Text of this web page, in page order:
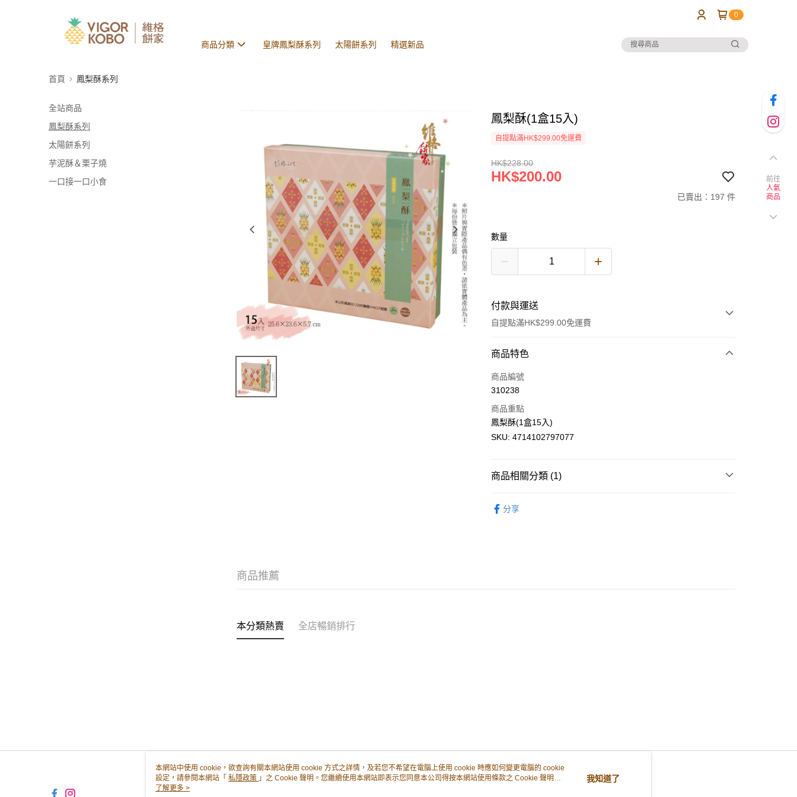
0
商品分類 皇牌鳳梨酥系列 太陽餅系列 精選新品
首頁 鳳梨酥系列
全站商品
鳳梨酥系列
太陽餅系列
芋泥酥＆栗子燒
一口接一口小食
鳳梨酥(1盒15入)
自提點滿HK$299.00免運費
HK$228.00
HK$200.00
已賣出：197 件
數量
付款與運送
自提點滿HK$299.00免運費
付款方式
信用卡
WeChat Pay
付款後順豐自助櫃
付款後順豐站及營業點
商品特色
商品編號
310238
商品重點
鳳梨酥(1盒15入)
SKU: 4714102797077
商品相關分類 (1)
分享
商品推薦
本分類熱賣 全店暢銷排行
關於我們 客戶服務
前往
人氣
商品
本網站中使用 cookie，欲查詢有關本網站使用 cookie 方式之詳情，及若您不希望在電腦上使用 cookie 時應如何變更電腦的 cookie
設定，請參閱本網站「 私隱政策 」之 Cookie 聲明。您繼續使用本網站即表示您同意本公司得按本網站使用條款之 Cookie 聲明使
用 cookie。
了解更多 >
我知道了